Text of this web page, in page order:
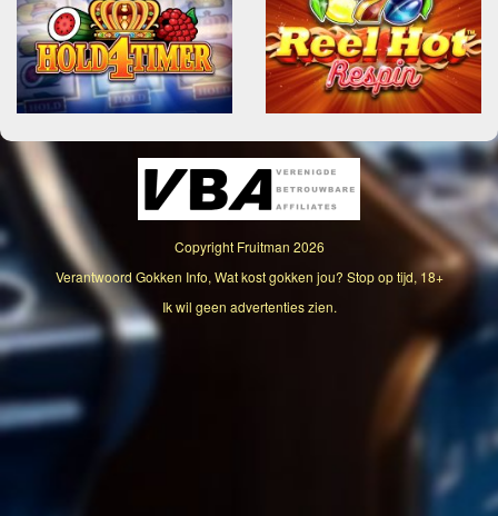
Copyright Fruitman 2026
Verantwoord Gokken Info, Wat kost gokken jou? Stop op tijd, 18+
Ik wil geen advertenties zien.